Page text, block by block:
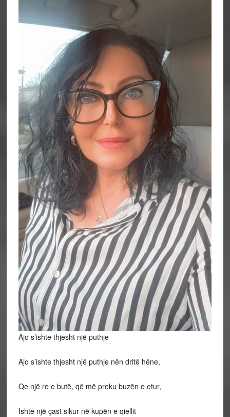
Ajo s’ishte thjesht një puthje
Ajo s’ishte thjesht një puthje nën dritë hëne,
Qe një re e butë, që më preku buzën e etur,
Ishte një çast sikur në kupën e qiellit